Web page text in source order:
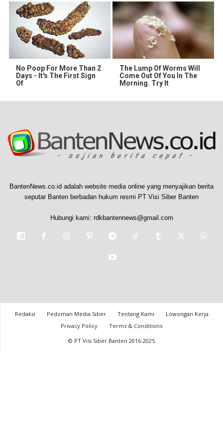
No Poop For More Than 2
Days - It's The First Sign
Of
The Lump Of Worms Will
Come Out Of You In The
Morning. Try It
BantenNews.co.id adalah website media online yang menyajikan berita
seputar Banten berbadan hukum resmi PT Visi Siber Banten
Hubungi kami: rdkbantennews@gmail.com
Redaksi Pedoman Media Siber Tentang Kami
Lowongan Kerja
Privacy Policy
Terms & Conditions
© PT Visi Siber Banten 2016-2025